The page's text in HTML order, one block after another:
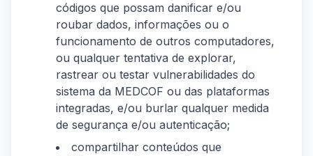
códigos que possam danificar e/ou
roubar dados, informações ou o
funcionamento de outros computadores,
ou qualquer tentativa de explorar,
rastrear ou testar vulnerabilidades do
sistema da MEDCOF ou das plataformas
integradas, e/ou burlar qualquer medida
de segurança e/ou autenticação;
compartilhar conteúdos que